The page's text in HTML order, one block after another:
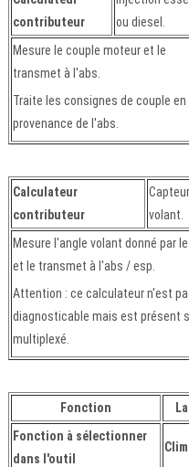
contributeur
ou diesel.
Mesure le couple moteur et le
transmet à l'abs.
Traite les consignes de couple en
provenance de l'abs.
Calculateur
contributeur
volant.
Mesure l'angle volant donné par
et le transmet à l'abs / esp.
Attention : ce calculateur n'est
diagnosticable mais est présent
multiplexé.
Fonction
Fonction à sélectionner
dans l'outil